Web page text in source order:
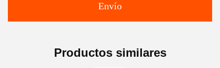
Envío
Productos similares